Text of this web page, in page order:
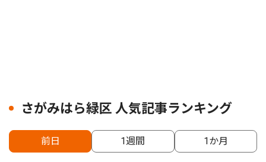
さがみはら緑区 人気記事ランキング
前日 1週間 1か月